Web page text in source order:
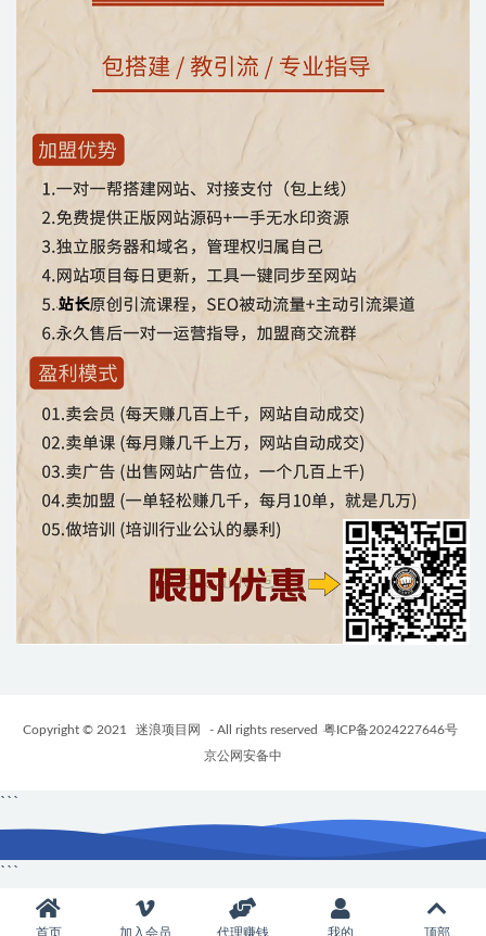
Copyright © 2021 迷浪项目网 - All rights reserved 粤ICP备2024227646号
京公网安备中
首页 加入会员 代理赚钱 我的 顶部
```
```